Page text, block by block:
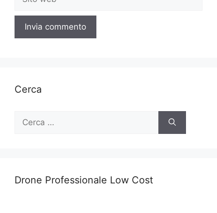
web
Cerca
Ricerca
Drone Professionale Low Cost